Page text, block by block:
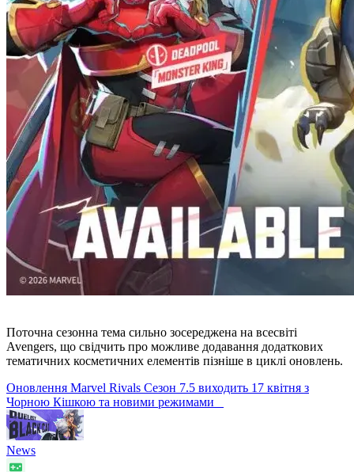
Поточна сезонна тема сильно зосереджена на всесвіті
Avengers, що свідчить про можливе додавання додаткових
тематичних косметичних елементів пізніше в циклі оновлень.
Оновлення Marvel Rivals Сезон 7.5 виходить 17 квітня з
Чорною Кішкою та новими режимами
News